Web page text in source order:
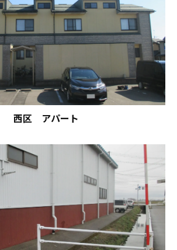
西区 アパート